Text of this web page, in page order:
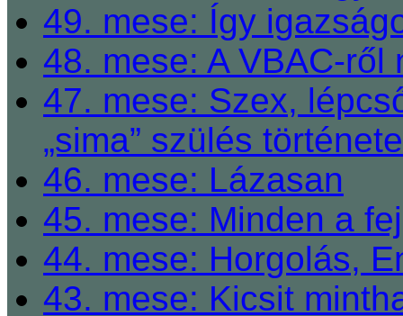
49. mese: Így
48. mese: A VBAC-
47. mese: Szex,
„sima” szülés
46. mese: Lázasan
45. mese: Minden a
44. mese: Horgolás,
43. mese: Kicsit